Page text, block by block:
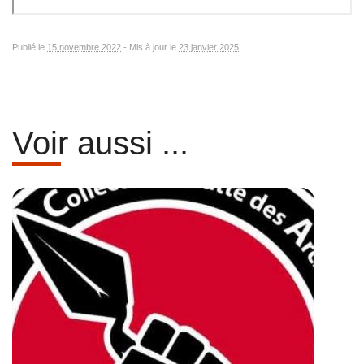
Publié le 15 novembre 2022 - Mis à jour le 23 janvier 2025
Voir aussi ...